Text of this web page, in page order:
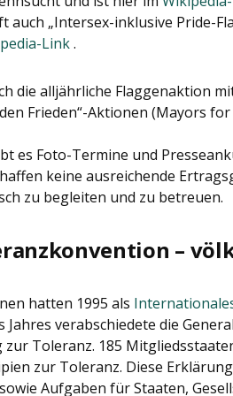
auch „Intersex-inklusive Pride-
Link.
die alljährliche Flaggenaktion
Frieden“-Aktionen (Mayors for
es Foto-Termine und
keine ausreichende
zu begleiten und zu betreuen.
–
hatten 1995 als
Jahres verabschiedete die
Toleranz. 185
zur Toleranz. Diese
Aufgaben für Staaten,